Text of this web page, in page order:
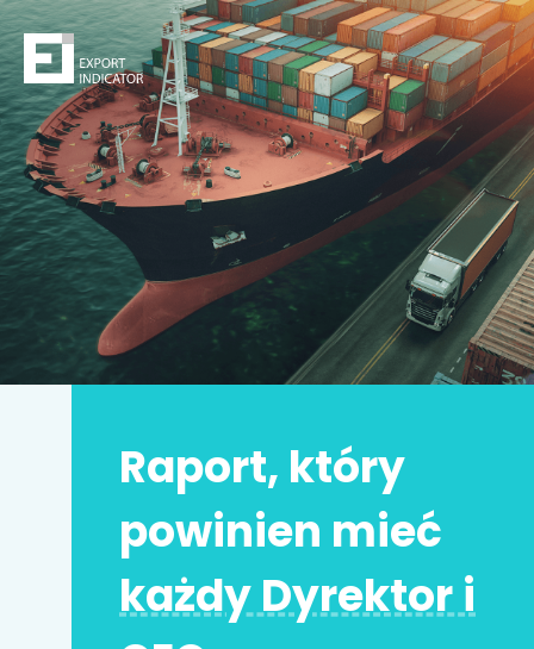
Zamów raport
Decydując się na zakup raportu, kupujesz z jednej
stronybezpieczeństwo
z drugiej zwiększasz swoje
szanse na sukces.
Zyskujesz prawdziwą przewagę konkurencyjną.
Może to Twojanajlepsza inwestycja w życiu!
Adres e-mail*
Raport, który
powinien mieć
każdy Dyrektor i